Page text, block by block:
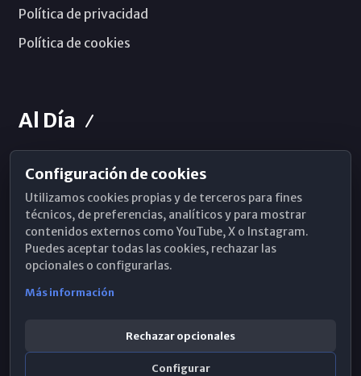
Política de privacidad
Política de cookies
Al Día
Horarios de Misa
Hemeroteca
WhatsApp
Configuración de cookies
Utilizamos cookies propias y de terceros para fines
técnicos, de preferencias, analíticos y para mostrar
contenidos externos como YouTube, X o Instagram.
Puedes aceptar todas las cookies, rechazar las
opcionales o configurarlas.
Más información
Rechazar opcionales
Configurar